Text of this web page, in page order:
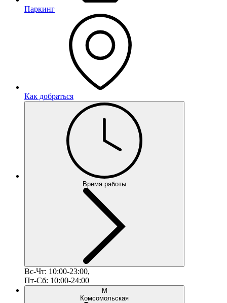
Паркинг
Как добраться
Время работы
Вс-Чт: 10:00-23:00,
Пт-Сб: 10:00-24:00
М
Комсомольская